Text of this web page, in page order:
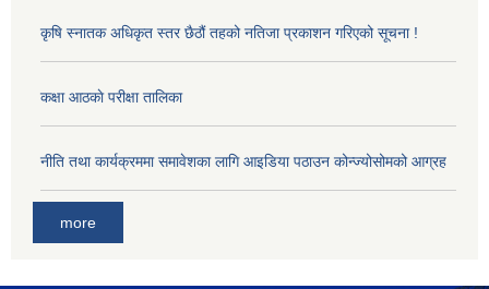
कृषि स्नातक अधिकृत स्तर छैठौं तहको नतिजा प्रकाशन गरिएको सूचना !
कक्षा आठकाे परीक्षा तालिका
नीति तथा कार्यक्रममा समावेशका लागि आइडिया पठाउन कोन्ज्योसोमको आग्रह
more